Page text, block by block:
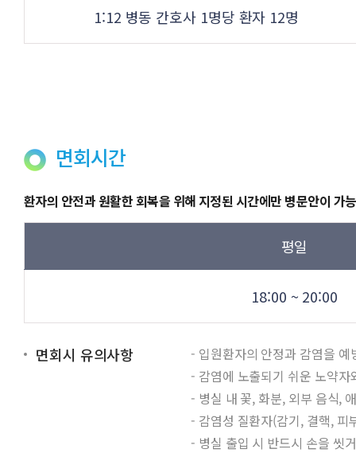
1:12 병동 간호사 1명당 환자 12명
면회시간
환자의 안전과 원활한 회복을 위해 지정된 시간에만 병문안이 가
평일
18:00 ~ 20:00
면회시 유의사항
- 입원환자의 안정과 감염을
- 감염에 노출되기 쉬운 노약
- 병실 내 꽃, 화분, 외부 음식,
- 감염성 질환자(감기, 결핵, 피
- 병실 출입 시 반드시 손을 씻